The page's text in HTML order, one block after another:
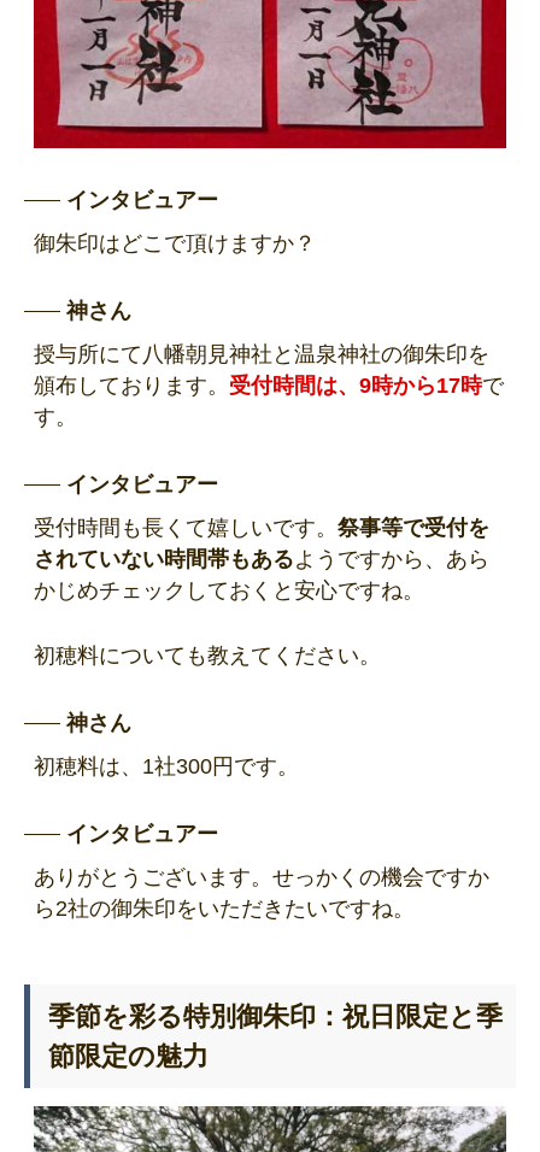
インタビュアー
御朱印はどこで頂けますか？
神さん
授与所にて八幡朝見神社と温泉神社の御朱印を
頒布しております。 受付時間は、9時から17時で
す。
インタビュアー
受付時間も長くて嬉しいです。 祭事等で受付を
されていない時間帯もあるようですから、あら
かじめチェックしておくと安心ですね。
初穂料についても教えてください。
神さん
初穂料は、1社300円です。
インタビュアー
ありがとうございます。せっかくの機会ですか
ら2社の御朱印をいただきたいですね。
季節を彩る特別御朱印：祝日限定と季
節限定の魅力